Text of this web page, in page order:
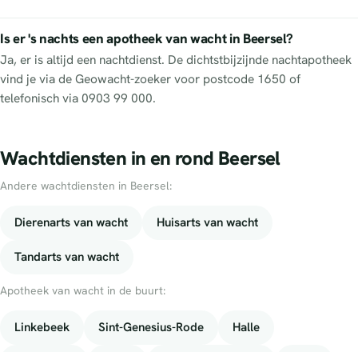
Is er 's nachts een apotheek van wacht in Beersel?
Ja, er is altijd een nachtdienst. De dichtstbijzijnde nachtapotheek
vind je via de Geowacht-zoeker voor postcode 1650 of
telefonisch via 0903 99 000.
Wachtdiensten in en rond Beersel
Andere wachtdiensten in Beersel:
Dierenarts van wacht Huisarts van wacht
Tandarts van wacht
Apotheek van wacht in de buurt:
Linkebeek Sint-Genesius-Rode Halle